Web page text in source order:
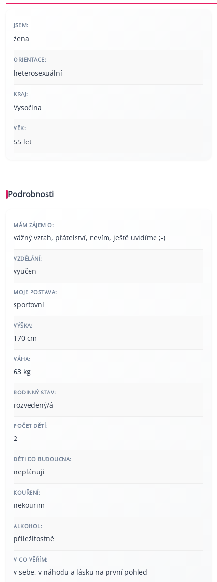
JSEM:
žena
ORIENTACE:
heterosexuální
KRAJ:
Vysočina
VĚK:
55 let
Podrobnosti
MÁM ZÁJEM O:
vážný vztah, přátelství, nevím, ještě uvidíme ;-)
VZDĚLÁNÍ:
vyučen
MOJE POSTAVA:
sportovní
VÝŠKA:
170 cm
VÁHA:
63 kg
RODINNÝ STAV:
rozvedený/á
POČET DĚTÍ:
2
DĚTI DO BUDOUCNA:
neplánuji
KOUŘENÍ:
nekouřím
ALKOHOL:
příležitostně
V CO VĚŘÍM:
v sebe, v náhodu a lásku na první pohled